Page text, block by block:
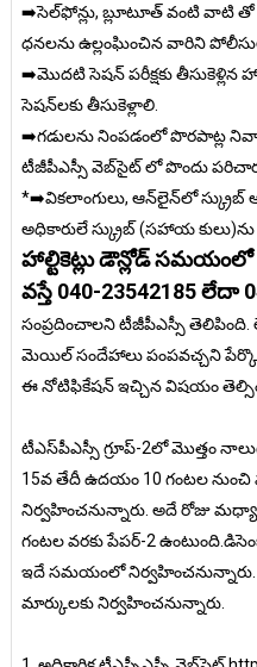
➡️సెల్‌ఫోన్లు, బ్లూటూత్ వంటి వాటి తో
ధనలను ఉల్లంఘించిన వారిని
➡️మొదటి సెషన్ పరీక్షకు తీసుకెళ్లిన
సెషన్‌లకు తీసుకెళ్లాలి.
➡️గడులను నింపడంలో పొరపాట్ల
టీజీపీఎస్సీ వెబ్‌సైట్ లో పొందు పరిచారు.
*➡️వికలాంగులు, ఆన్‌లైన్‌లో స్క్రుబ్
అధికారులే స్క్రుబ్ (సహాయ
హాల్టికెట్లు డౌన్లోడ్
వస్తే 040-23542185 లేదా
సంప్రదించాలని టీజీపీఎస్సీ తెలిపింది.
మెయిల్‌ సందేహాలు పంపవచ్చని
ఈ నోటిఫికేషన్ ఇచ్చిన విషయం
టీఎస్‌పీఎస్సీ గ్రూప్-2లో మొత్తం
15వ తేదీ ఉదయం 10 గంటల నుంచి
నిర్వహించనున్నారు. అదే రోజు
గంటల వరకు పేపర్-2
ఇదే సమయంలో నిర్వహించనున్నారు.
మార్కులకు నిర్వహించనున్నారు.